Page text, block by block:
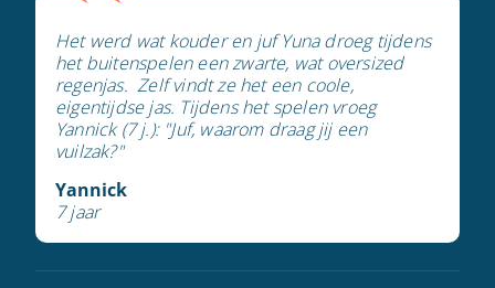
Het werd wat kouder en juf Yuna droeg tijdens
het buitenspelen een zwarte, wat oversized
regenjas. Zelf vindt ze het een coole,
eigentijdse jas. Tijdens het spelen vroeg
Yannick (7 j.): "Juf, waarom draag jij een
vuilzak?"
Yannick
7 jaar